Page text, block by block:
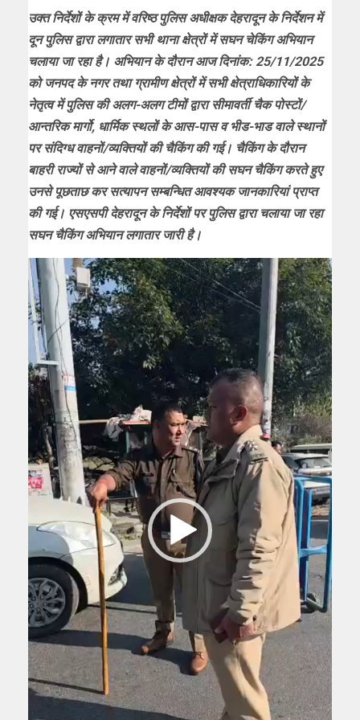
उक्त निर्देशों के क्रम में वरिष्ठ पुलिस अधीक्षक देहरादून के निर्देशन में
दून पुलिस द्वारा लगातार सभी थाना क्षेत्रों में सघन चेकिंग अभियान
चलाया जा रहा है। अभियान के दौरान आज दिनांक: 25/11/2025
को जनपद के नगर तथा ग्रामीण क्षेत्रों में सभी क्षेत्राधिकारियों के
नेतृत्व में पुलिस की अलग-अलग टीमों द्वारा सीमावर्ती चैक पोस्टों/
आन्तरिक मार्गो, धार्मिक स्थलों के आस-पास व भीड-भाड वाले स्थानों
पर संदिग्ध वाहनों/व्यक्तियों की चैकिंग की गई। चैकिंग के दौरान
बाहरी राज्यों से आने वाले वाहनों/व्यक्तियों की सघन चैकिंग करते हुए
उनसे पूछताछ कर सत्यापन सम्बन्धित आवश्यक जानकारियां प्राप्त
की गई। एसएसपी देहरादून के निर्देशों पर पुलिस द्वारा चलाया जा रहा
सघन चैकिंग अभियान लगातार जारी है।
Video
Player